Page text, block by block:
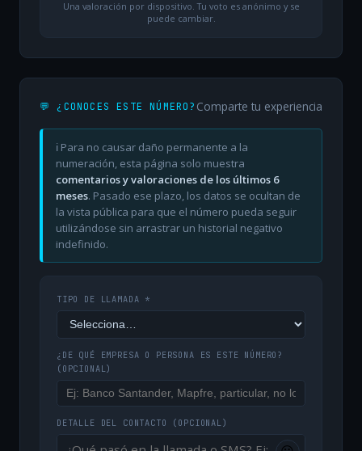
Una valoración por dispositivo. Tu voto es anónimo y se
puede cambiar.
💬 ¿CONOCES ESTE NÚMERO? Comparte tu experiencia
ℹ️ Para no causar daño permanente a la
numeración, esta página solo muestra
comentarios y valoraciones de los últimos 6
meses. Pasado ese plazo, los datos se ocultan de
la vista pública para que el número pueda seguir
utilizándose sin arrastrar un historial negativo
indefinido.
TIPO DE LLAMADA *
¿DE QUÉ EMPRESA O PERSONA ES ESTE NÚMERO?
(OPCIONAL)
DETALLE DEL CONTACTO (OPCIONAL)